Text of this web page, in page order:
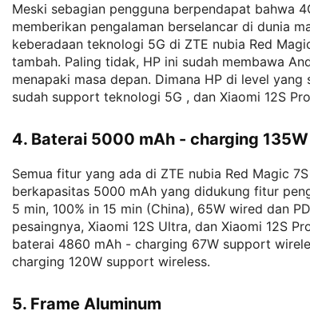
Meski sebagian pengguna berpendapat bahwa
memberikan pengalaman berselancar di dunia
keberadaan teknologi 5G di ZTE nubia Red
tambah. Paling tidak, HP ini sudah membawa
menapaki masa depan. Dimana HP di level
sudah support teknologi 5G , dan Xiaomi 12S
4. Baterai 5000 mAh - charging 135W
Semua fitur yang ada di ZTE nubia Red Magic
berkapasitas 5000 mAh yang didukung fitur
5 min, 100% in 15 min (China), 65W wired dan
pesaingnya, Xiaomi 12S Ultra, dan Xiaomi 12S
baterai 4860 mAh - charging 67W support
charging 120W support wireless.
5. Frame Aluminum